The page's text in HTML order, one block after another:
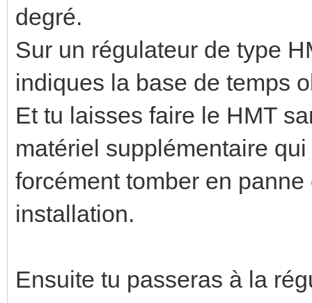
degré.
Sur un régulateur de type
indiques la base de temps
Et tu laisses faire le HMT
matériel supplémentaire
forcément tomber en
installation.
Ensuite tu passeras à la